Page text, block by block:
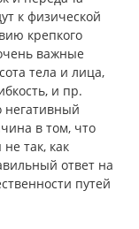
к физической
крепкого
важные
тела и лица,
и пр.
негативный
в том, что
так, как
ответ на
путей